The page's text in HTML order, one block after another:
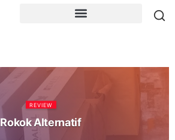
REVIEW
Rokok Alternatif